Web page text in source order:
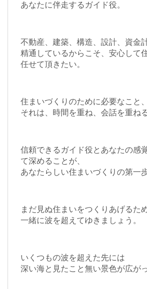
あなたに伴走するガイド役。
不動産、建築、構造、設計、資金
精通しているからこそ、安心して
任せて頂きたい。
住まいづくりのために必要なこと、
それは、時間を重ね、会話を重ね
信頼できるガイド役とあなたの感
て深めることが、
あなたらしい住まいづくりの第一歩
まだ見ぬ住まいをつくりあげるため
一緒に波を超えてゆきましょう。
いくつもの波を超えた先には
深い海と見たこと無い景色が広が